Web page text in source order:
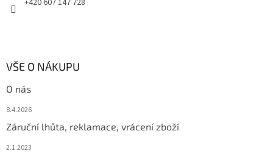
+420 607 147 728
VŠE O NÁKUPU
O nás
8.4.2026
Záruční lhůta, reklamace, vrácení zboží
2.1.2023